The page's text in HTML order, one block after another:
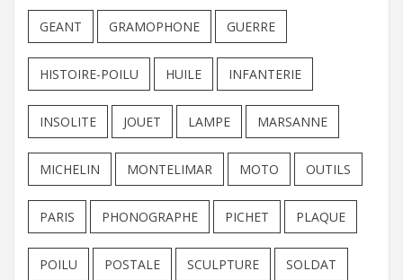
GEANT GRAMOPHONE GUERRE
HISTOIRE-POILU HUILE INFANTERIE
INSOLITE JOUET LAMPE MARSANNE
MICHELIN MONTELIMAR MOTO OUTILS
PARIS PHONOGRAPHE PICHET PLAQUE
POILU POSTALE SCULPTURE SOLDAT